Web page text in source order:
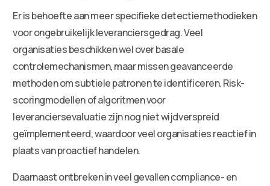
Er is behoefte aan meer specifieke detectiemethodieken
voor ongebruikelijk leveranciersgedrag. Veel
organisaties beschikken wel over basale
controlemechanismen, maar missen geavanceerde
methoden om subtiele patronen te identificeren. Risk-
scoringmodellen of algoritmen voor
leveranciersevaluatie zijn nog niet wijdverspreid
geïmplementeerd, waardoor veel organisaties reactief in
plaats van proactief handelen.
Daarnaast ontbreken in veel gevallen compliance- en